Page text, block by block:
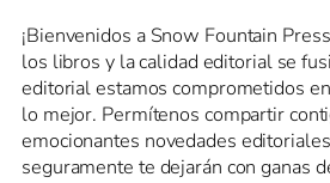
¡Bienvenidos a Snow Fountain
los libros y la calidad editorial se
editorial estamos comprometidos
lo mejor. Permítenos compartir
emocionantes novedades
seguramente te dejarán con ganas